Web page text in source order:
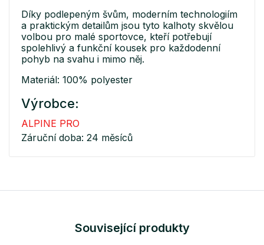
Díky podlepeným švům, moderním technologiím
a praktickým detailům jsou tyto kalhoty skvělou
volbou pro malé sportovce, kteří potřebují
spolehlivý a funkční kousek pro každodenní
pohyb na svahu i mimo něj.
Materiál: 100% polyester
Výrobce:
ALPINE PRO
Záruční doba: 24 měsíců
Související produkty